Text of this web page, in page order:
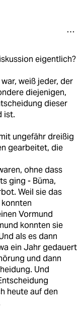
eigentlich?
weiß jeder, der
diejenigen,
dieser
ist.
ungefähr dreißig
gearbeitet, die
ohne dass
ging - Büma,
Weil sie das
Vormund
konnten sie
als es dann
ein Jahr gedauert
und dann
Und
heute auf den